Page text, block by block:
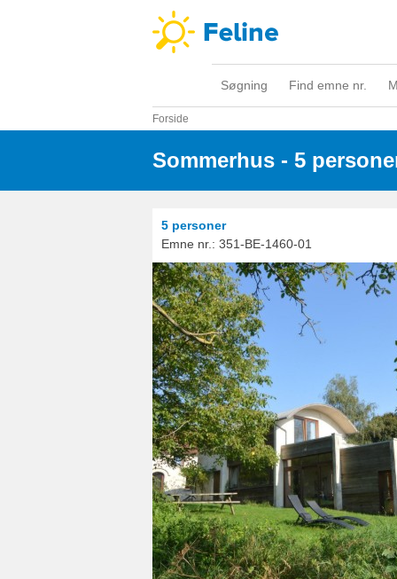
Søgning Find emne nr.
Forside
Sommerhus - 5
5 personer
Emne nr.: 351-BE-1460-01